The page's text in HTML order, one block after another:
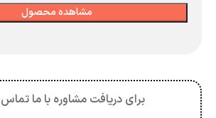
مشاهده محصول
برای دریافت مشاوره با ما